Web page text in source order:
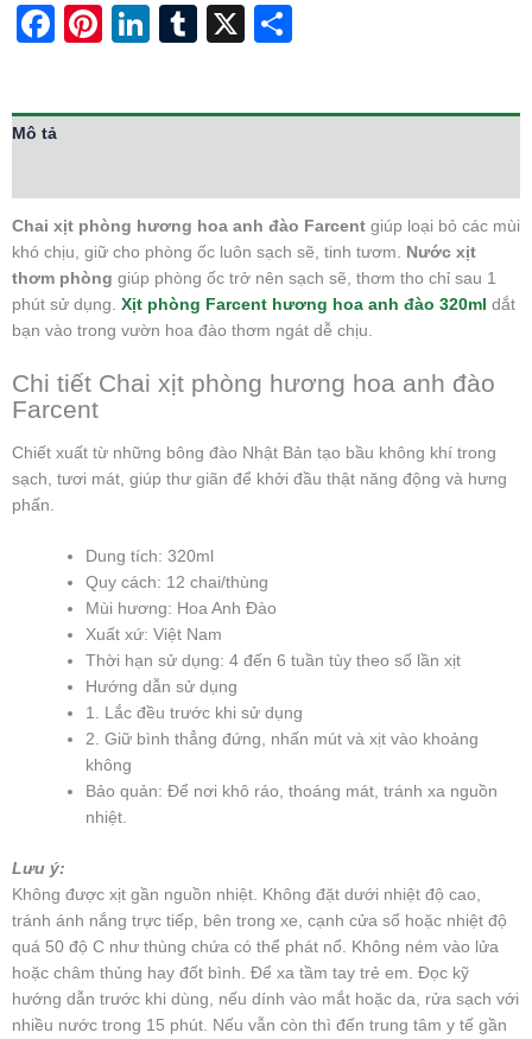
Facebook
Pinterest
LinkedIn
Tumblr
X
Mô tả
Chai xịt phòng hương hoa anh đào Farcent giúp loại bỏ các mùi
khó chịu, giữ cho phòng ốc luôn sạch sẽ, tinh tươm. Nước xịt
thơm phòng giúp phòng ốc trở nên sạch sẽ, thơm tho chỉ sau 1
phút sử dụng. Xịt phòng Farcent hương hoa anh đào 320ml dắt
bạn vào trong vườn hoa đào thơm ngát dễ chịu.
Chi tiết Chai xịt phòng hương hoa anh đào
Farcent
Chiết xuất từ những bông đào Nhật Bản tạo bầu không khí trong
sạch, tươi mát, giúp thư giãn để khởi đầu thật năng động và hưng
phấn.
Dung tích: 320ml
Quy cách: 12 chai/thùng
Mùi hương: Hoa Anh Đào
Xuất xứ: Việt Nam
Thời hạn sử dụng: 4 đến 6 tuần tùy theo số lần xịt
Hướng dẫn sử dụng
1. Lắc đều trước khi sử dụng
2. Giữ bình thẳng đứng, nhấn mút và xịt vào khoảng
không
Bảo quản: Để nơi khô ráo, thoáng mát, tránh xa nguồn
nhiệt.
Lưu ý:
Không được xịt gần nguồn nhiệt. Không đặt dưới nhiệt độ cao,
tránh ánh nắng trực tiếp, bên trong xe, cạnh cửa sổ hoặc nhiệt độ
quá 50 độ C như thùng chứa có thể phát nổ. Không ném vào lửa
hoặc châm thủng hay đốt bình. Để xa tầm tay trẻ em. Đọc kỹ
hướng dẫn trước khi dùng, nếu dính vào mắt hoặc da, rửa sạch với
nhiều nước trong 15 phút. Nếu vẫn còn thì đến trung tâm y tế gần